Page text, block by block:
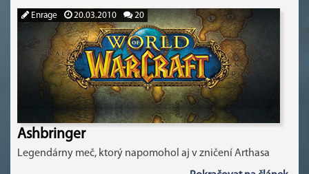
Enrage 20.03.2010 20
Ashbringer
Legendárny meč, ktorý napomohol aj v zničení Arthasa